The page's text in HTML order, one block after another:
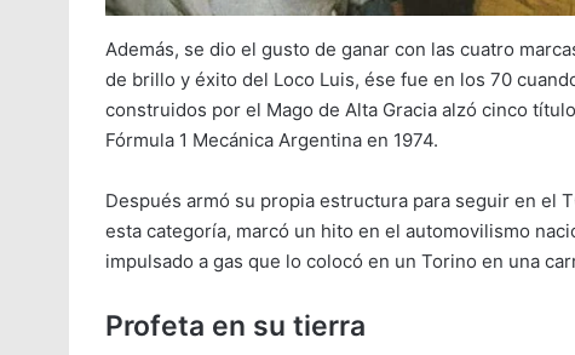
Además, se dio el gusto de ganar con las cuatro
de brillo y éxito del Loco Luis, ése fue en los 70
construidos por el Mago de Alta Gracia alzó cinco
Fórmula 1 Mecánica Argentina en 1974.
Después armó su propia estructura para seguir en el
esta categoría, marcó un hito en el automovilismo
impulsado a gas que lo colocó en un Torino en una
Profeta en su tierra